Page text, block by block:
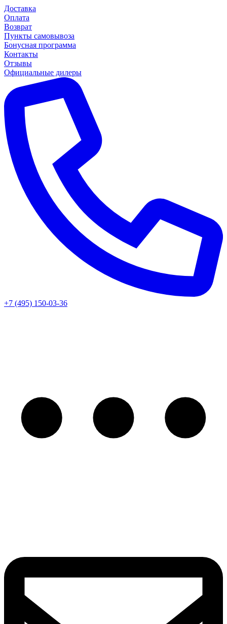
Доставка
Оплата
Возврат
Пункты самовывоза
Бонусная программа
Контакты
Отзывы
Официальные дилеры
+7 (495) 150-03-36